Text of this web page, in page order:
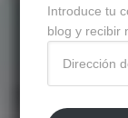
Introduce tu
blog y recibir
email